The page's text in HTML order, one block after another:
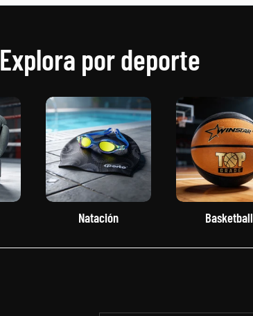
Explora por deporte
Natación Basketball